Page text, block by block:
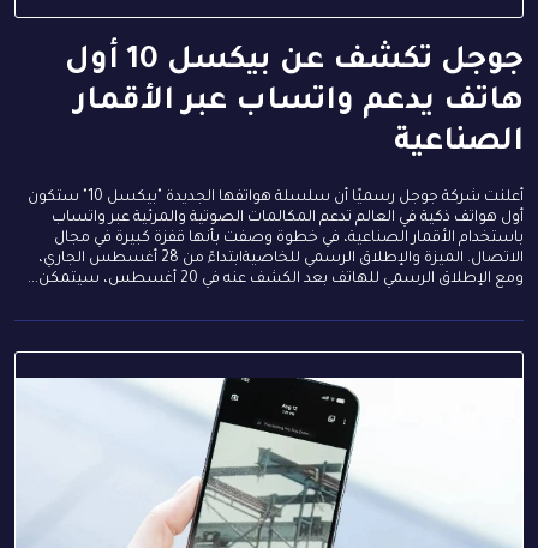
جوجل تكشف عن بيكسل 10 أول
هاتف يدعم واتساب عبر الأقمار
الصناعية
أعلنت شركة جوجل رسميًا أن سلسلة هواتفها الجديدة "بيكسل 10" ستكون
أول هواتف ذكية في العالم تدعم المكالمات الصوتية والمرئية عبر واتساب
باستخدام الأقمار الصناعية، في خطوة وصفت بأنها قفزة كبيرة في مجال
الاتصال. الميزة والإطلاق الرسمي للخاصيةابتداءً من 28 أغسطس الجاري،
ومع الإطلاق الرسمي للهاتف بعد الكشف عنه في 20 أغسطس، سيتمكن...